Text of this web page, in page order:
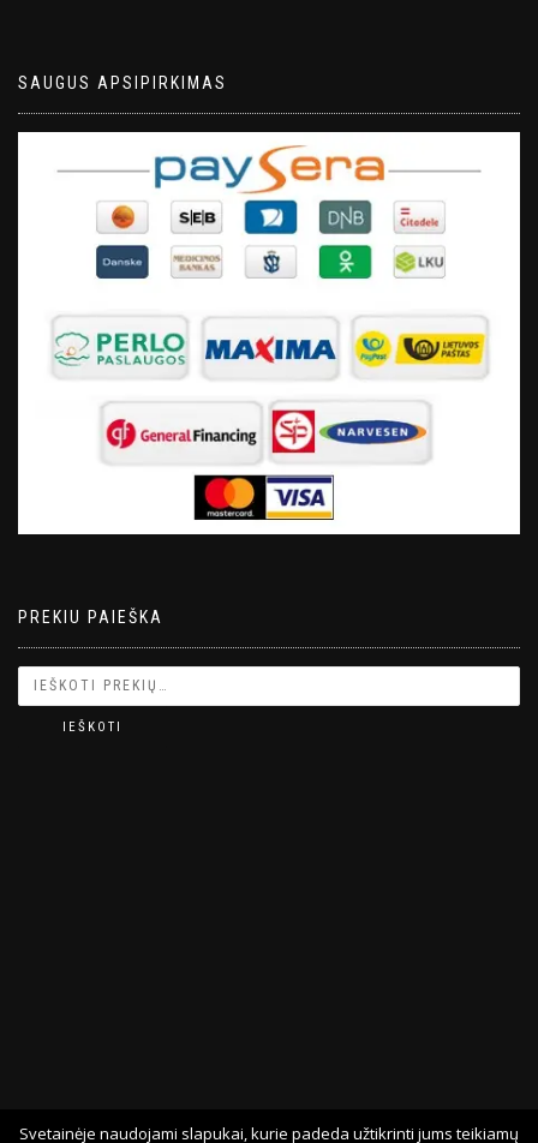
SAUGUS APSIPIRKIMAS
PREKIU PAIEŠKA
IEŠKOTI
Svetainėje naudojami slapukai, kurie padeda užtikrinti jums teikiamų